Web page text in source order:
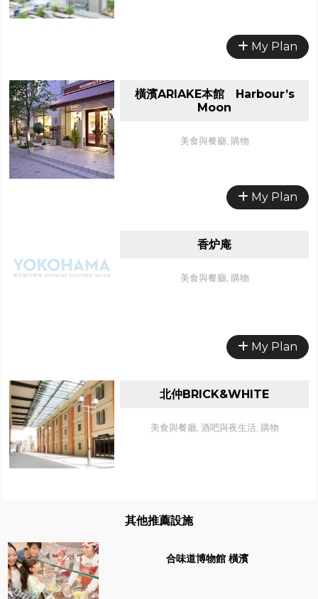
My Plan
橫濱ARIAKE本館 Harbour’s
Moon
美食與餐廳, 購物
My Plan
香炉庵
美食與餐廳, 購物
My Plan
北仲BRICK&WHITE
美食與餐廳, 酒吧與夜生活, 購物
其他推薦設施
合味道博物館 橫濱